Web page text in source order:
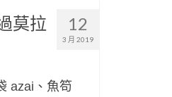
12
3 月 2019
莫拉
azai、魚笱